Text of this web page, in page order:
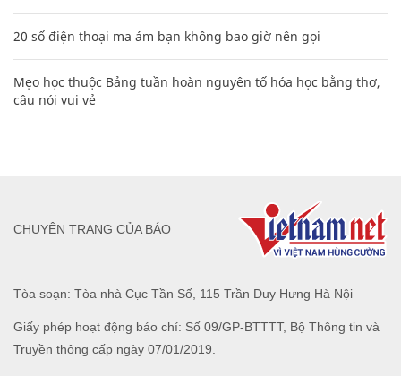
20 số điện thoại ma ám bạn không bao giờ nên gọi
Mẹo học thuộc Bảng tuần hoàn nguyên tố hóa học bằng thơ,
câu nói vui vẻ
Tòa soạn: Tòa nhà Cục Tần Số, 115 Trần Duy Hưng Hà Nội
Giấy phép hoạt động báo chí: Số 09/GP-BTTTT, Bộ Thông tin và
Truyền thông cấp ngày 07/01/2019.
CHUYÊN TRANG CỦA BÁO